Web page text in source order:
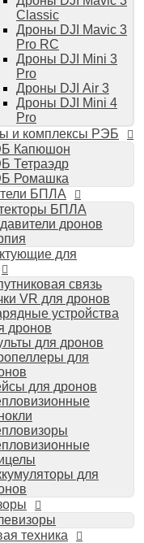
для дронов
iPhone
iPad
Mac
акустика
наушники
волос Dyson
Action 3
Pocket 3
Mobile 6
3 Pro
Classic
Дроны DJI Mavic 3
Pro RC
Дроны DJI Mini 3
Pro
Дроны DJI Air 3
Дроны DJI Mini 4
Pro
и комплексы РЭБ
Капюшон
Тетраэдр
Ромашка
БПЛА
БПЛА
дронов
для
связь
VR для дронов
устройства
дронов
для дронов
для
для дронов
для
техника